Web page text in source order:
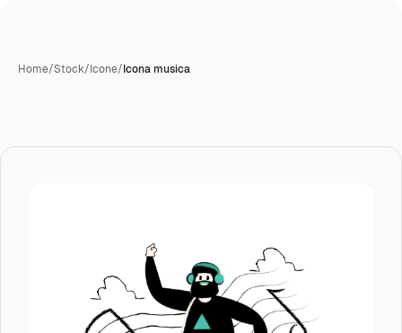
Home/Stock/Icone/Icona musica